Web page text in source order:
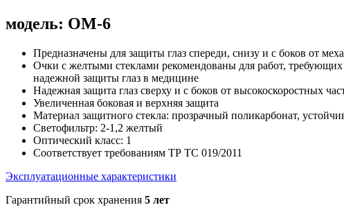
модель: ОМ-6
Предназначены для защиты глаз спереди, снизу и с боков от
Очки с желтыми стеклами рекомендованы для работ,
надежной защиты глаз в медицине
Надежная защита глаз сверху и с боков от высокоскоростных
Увеличенная боковая и верхняя защита
Материал защитного стекла: прозрачный поликарбонат,
Светофильтр: 2-1,2 желтый
Оптический класс: 1
Соответствует требованиям ТР ТС 019/2011
Эксплуатационные характеристики
Гарантийный срок хранения 5 лет